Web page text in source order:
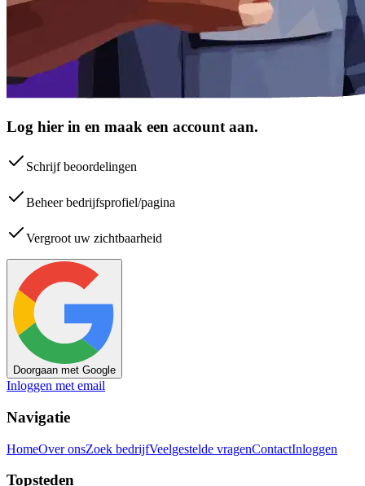
Log hier in en maak een account aan.
Schrijf beoordelingen
Beheer bedrijfsprofiel/pagina
Vergroot uw zichtbaarheid
Doorgaan met Google
Inloggen met email
Navigatie
HomeOver onsZoek bedrijfVeelgestelde vragenContactInloggen
Topsteden